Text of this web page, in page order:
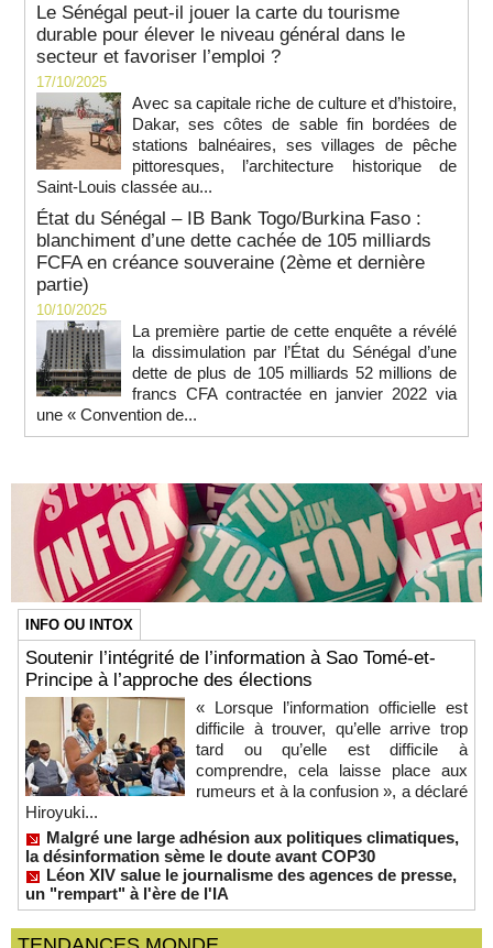
Le Sénégal peut-il jouer la carte du tourisme
durable pour élever le niveau général dans le
secteur et favoriser l’emploi ?
17/10/2025
Avec sa capitale riche de culture et d’histoire,
Dakar, ses côtes de sable fin bordées de
stations balnéaires, ses villages de pêche
pittoresques, l’architecture historique de
Saint-Louis classée au...
État du Sénégal – IB Bank Togo/Burkina Faso :
blanchiment d’une dette cachée de 105 milliards
FCFA en créance souveraine (2ème et dernière
partie)
10/10/2025
La première partie de cette enquête a révélé
la dissimulation par l’État du Sénégal d’une
dette de plus de 105 milliards 52 millions de
francs CFA contractée en janvier 2022 via
une « Convention de...
INFO OU INTOX
Soutenir l’intégrité de l’information à Sao Tomé-et-
Principe à l’approche des élections
« Lorsque l’information officielle est
difficile à trouver, qu’elle arrive trop
tard ou qu’elle est difficile à
comprendre, cela laisse place aux
rumeurs et à la confusion », a déclaré
Hiroyuki...
Malgré une large adhésion aux politiques climatiques,
la désinformation sème le doute avant COP30
Léon XIV salue le journalisme des agences de presse,
un "rempart" à l'ère de l'IA